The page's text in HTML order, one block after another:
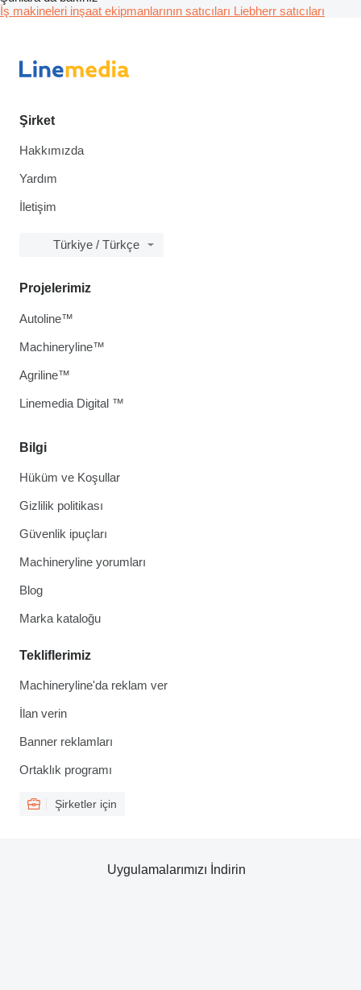
İş makineleri inşaat ekipmanlarının satıcıları Liebherr satıcıları
Şirket
Hakkımızda
Yardım
İletişim
Türkiye / Türkçe
Bilgi
Hüküm ve Koşullar
Gizlilik politikası
Güvenlik ipuçları
Machineryline yorumları
Blog
Marka kataloğu
Tekliflerimiz
Machineryline'da reklam ver
İlan verin
Banner reklamları
Ortaklık programı
Şirketler için
Projelerimiz
Autoline™
Machineryline™
Agriline™
Linemedia Digital ™
Uygulamalarımızı İndirin